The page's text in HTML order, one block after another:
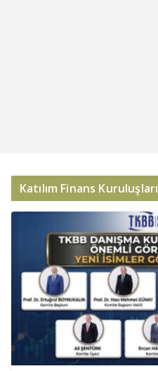
Katılım Finans Kuruluşları